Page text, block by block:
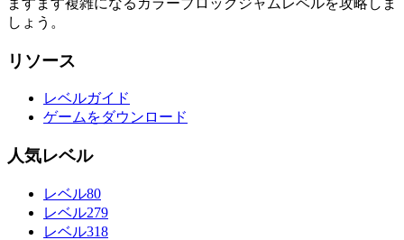
ますます複雑になるカラーブロックジャムレベルを攻略しま
しょう。
リソース
レベルガイド
ゲームをダウンロード
人気レベル
レベル80
レベル279
レベル318